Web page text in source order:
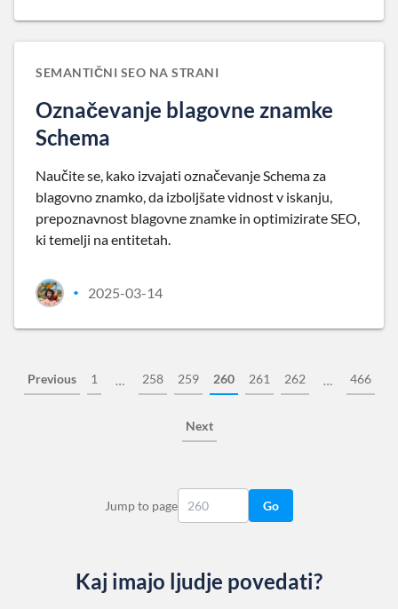
SEMANTIČNI SEO NA STRANI
Označevanje blagovne znamke
Schema
Naučite se, kako izvajati označevanje Schema za
blagovno znamko, da izboljšate vidnost v iskanju,
prepoznavnost blagovne znamke in optimizirate SEO,
ki temelji na entitetah.
• 2025-03-14
Previous 1 … 258 259 260 261 262 … 466
Next
Jump to page Go
Kaj imajo ljudje povedati?